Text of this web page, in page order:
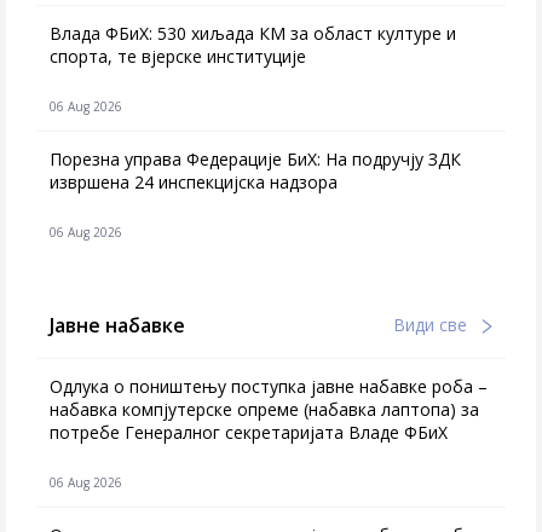
Влада ФБиХ: 530 хиљада КМ за област културе и
спорта, те вјерске институције
06 Aug 2026
Порезна управа Федерације БиХ: На подручју ЗДК
извршена 24 инспекцијска надзора
06 Aug 2026
Јавне набавке Види све
Одлука о поништењу поступка јавне набавке роба –
набавка компјутерске опреме (набавка лаптопа) за
потребе Генералног секретаријата Владе ФБиХ
06 Aug 2026